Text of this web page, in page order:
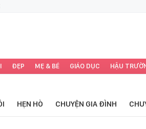
ĐẸP MẸ & BÉ GIÁO DỤC HẬU
HẸN HÒ CHUYỆN GIA ĐÌNH